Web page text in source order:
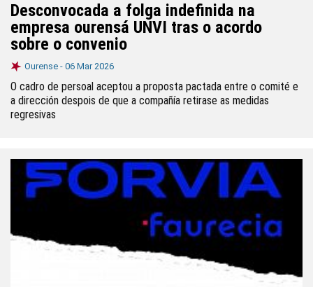
Desconvocada a folga indefinida na
empresa ourensá UNVI tras o acordo
sobre o convenio
Ourense - 06 Mar 2026
O cadro de persoal aceptou a proposta pactada entre o comité e
a dirección despois de que a compañía retirase as medidas
regresivas